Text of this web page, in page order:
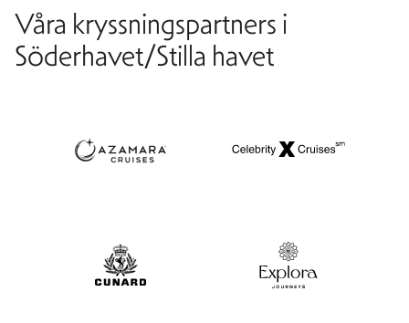
Våra kryssningspartners i
Söderhavet/Stilla havet